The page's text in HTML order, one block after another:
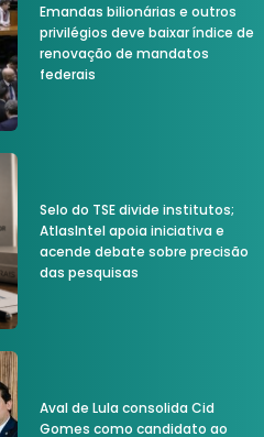
Emandas bilionárias e outros
privilégios deve baixar índice de
renovação de mandatos
federais
Selo do TSE divide institutos;
AtlasIntel apoia iniciativa e
acende debate sobre precisão
das pesquisas
Aval de Lula consolida Cid
Gomes como candidato ao